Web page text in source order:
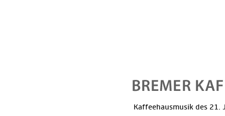
Kaffeehausmusik des 21.